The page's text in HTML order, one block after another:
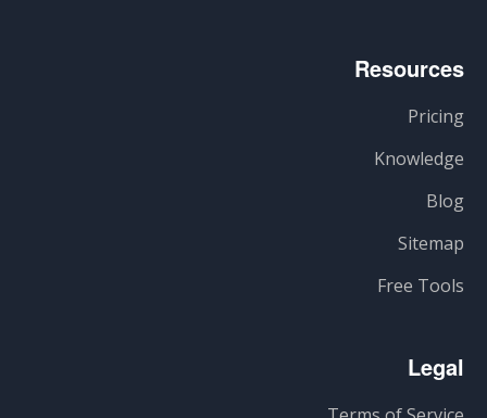
Resources
Pricing
Knowledge
Blog
Sitemap
Free Tools
Legal